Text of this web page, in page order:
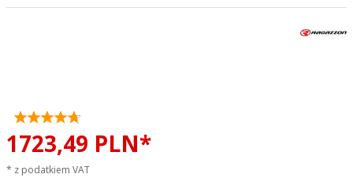
1723,49 PLN*
* z podatkiem VAT